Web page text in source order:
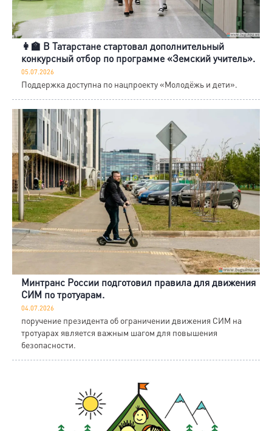
👩‍🏫 В Татарстане стартовал дополнительный
конкурсный отбор по программе «Земский учитель».
05.07.2026
Поддержка доступна по нацпроекту «Молодёжь и дети».
Минтранс России подготовил правила для движения
СИМ по тротуарам.
04.07.2026
поручение президента об ограничении движения СИМ на
тротуарах является важным шагом для повышения
безопасности.